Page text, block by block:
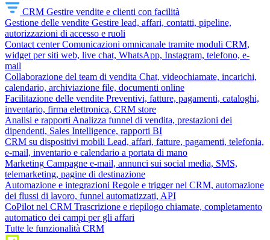
CRM Gestire vendite e clienti con facilità
Gestione delle vendite Gestire lead, affari, contatti, pipeline,
autorizzazioni di accesso e ruoli
Contact center Comunicazioni omnicanale tramite moduli CRM,
widget per siti web, live chat, WhatsApp, Instagram, telefono, e-
mail
Collaborazione del team di vendita Chat, videochiamate, incarichi,
calendario, archiviazione file, documenti online
Facilitazione delle vendite Preventivi, fatture, pagamenti, cataloghi,
inventario, firma elettronica, CRM store
Analisi e rapporti Analizza funnel di vendita, prestazioni dei
dipendenti, Sales Intelligence, rapporti BI
CRM su dispositivi mobili Lead, affari, fatture, pagamenti, telefonia,
e-mail, inventario e calendario a portata di mano
Marketing Campagne e-mail, annunci sui social media, SMS,
telemarketing, pagine di destinazione
Automazione e integrazioni Regole e trigger nel CRM, automazione
dei flussi di lavoro, funnel automatizzati, API
CoPilot nel CRM Trascrizione e riepilogo chiamate, completamento
automatico dei campi per gli affari
Tutte le funzionalità CRM